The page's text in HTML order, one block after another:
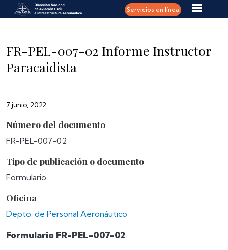
Pasar al contenido principal Servicios en línea
FR-PEL-007-02 Informe Instructor
Paracaidista
7 junio, 2022
Número del documento
FR-PEL-007-02
Tipo de publicación o documento
Formulario
Oficina
Depto. de Personal Aeronáutico
Formulario FR-PEL-007-02